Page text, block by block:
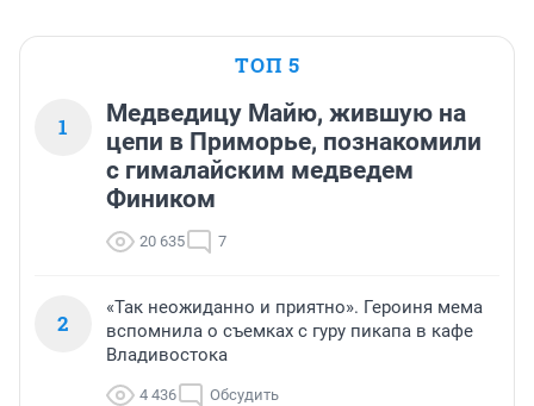
ТОП 5
1
Медведицу Майю, жившую на
цепи в Приморье, познакомили
с гималайским медведем
Фиником
20 635 7
2
«Так неожиданно и приятно». Героиня мема
вспомнила о съемках с гуру пикапа в кафе
Владивостока
4 436 Обсудить